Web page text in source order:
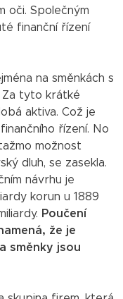
oči. Společným
finanční řízení
na směnkách s
Za tyto krátké
aktiva. Což je
řízení. No
možnost
dluh, se zasekla.
návrhu je
korun u 1889
Poučení
že je
směnky jsou